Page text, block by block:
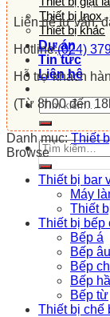
Thiết bị Inox
Thiết bị khác
Dự án
Tin tức
Liên hệ
Tìm
kiếm:
Tìm
kiếm:
Liên hệ tư vấn,
Hotline:(024)
Hỗ trợ khách
(Từ 8h00 đến
Danh mục:Thiết
Browse
Thiết bị bar
Máy
Thiết
Thiết bị bếp
Bếp á
Bếp âu
Bếp
Bếp
Bếp từ
Thiết bị chế